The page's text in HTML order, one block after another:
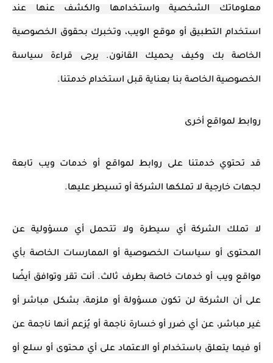
معلوماتك الشخصية واستخدامها والكشف عنها عند
استخدام التطبيق أو موقع الويب، وتخبرك بحقوق الخصوصية
الخاصة بك وكيف يحميك القانون. يرجى قراءة سياسة
الخصوصية الخاصة بنا بعناية قبل استخدام خدمتنا.
روابط لمواقع أخرى
قد تحتوي خدمتنا على روابط لمواقع أو خدمات ويب تابعة
لجهات خارجية لا تملكها الشركة أو تسيطر عليها.
لا تملك الشركة أي سيطرة ولا تتحمل أي مسؤولية عن
المحتوى أو سياسات الخصوصية أو الممارسات الخاصة بأي
مواقع ويب أو خدمات خاصة بطرف ثالث. أنت تقر وتوافق أيضًا
على أن الشركة لن تكون مسؤولة أو ملزمة، بشكل مباشر أو
غير مباشر، عن أي ضرر أو خسارة ناجمة أو يُزعم أنها ناجمة عن
أو فيما يتعلق باستخدام أو الاعتماد على أي محتوى أو سلع أو